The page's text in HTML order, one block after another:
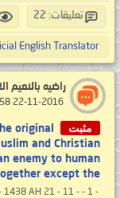
تعليقات: 22
English Translator
راضيه بالنعيم
مثبت
original
and Christian
enemy to human
except the
- 1438 AH 21 - 11 -